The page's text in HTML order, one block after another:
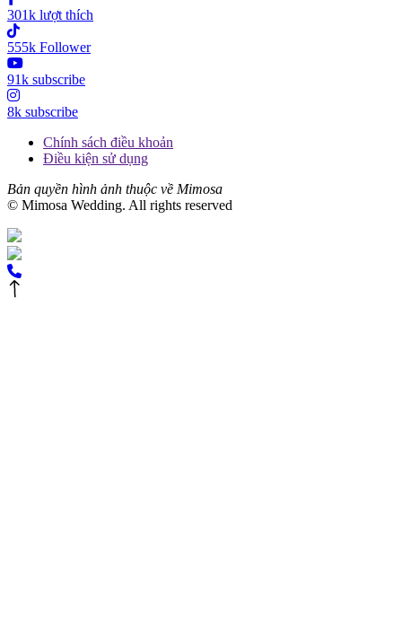
301k lượt thích
555k Follower
91k subscribe
8k subscribe
Chính sách điều khoản
Điều kiện sử dụng
Bản quyền hình ảnh thuộc về Mimosa
© Mimosa Wedding. All rights reserved